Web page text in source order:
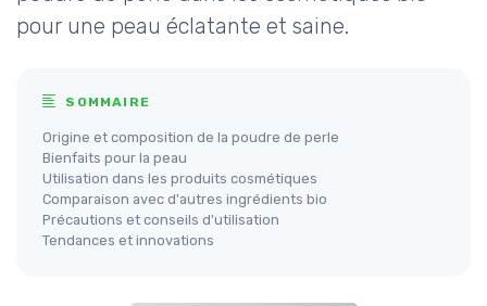
pour une peau éclatante et saine.
SOMMAIRE
Origine et composition de la poudre de perle
Bienfaits pour la peau
Utilisation dans les produits cosmétiques
Comparaison avec d'autres ingrédients bio
Précautions et conseils d'utilisation
Tendances et innovations